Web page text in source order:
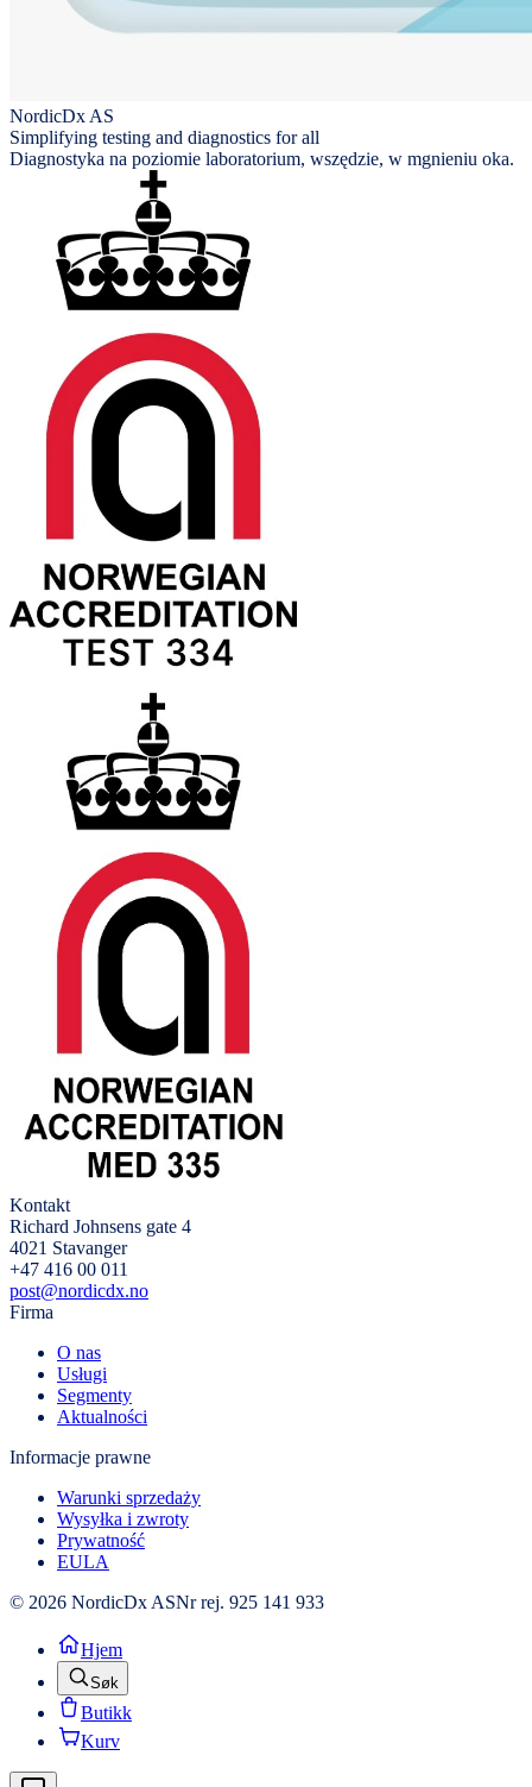
NordicDx AS
Simplifying testing and diagnostics for all
Diagnostyka na poziomie laboratorium, wszędzie, w mgnieniu oka.
Kontakt
Richard Johnsens gate 4
4021 Stavanger
+47 416 00 011
post@nordicdx.no
Firma
O nas
Usługi
Segmenty
Aktualności
Informacje prawne
Warunki sprzedaży
Wysyłka i zwroty
Prywatność
EULA
© 2026 NordicDx ASNr rej. 925 141 933
Hjem
Søk
Butikk
Kurv